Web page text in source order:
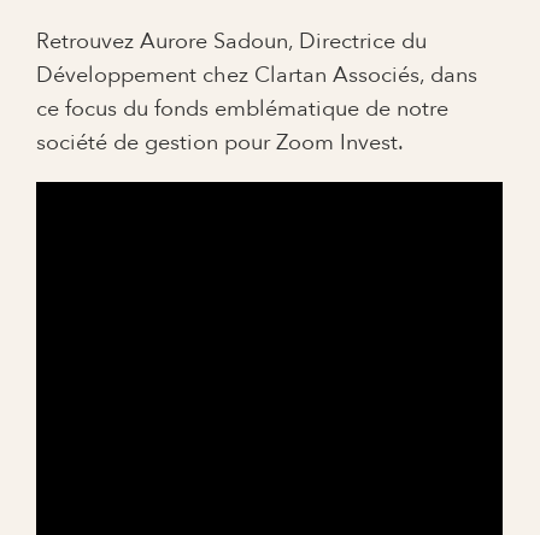
Retrouvez Aurore Sadoun, Directrice du
Développement chez Clartan Associés, dans
ce focus du fonds emblématique de notre
société de gestion pour Zoom Invest.